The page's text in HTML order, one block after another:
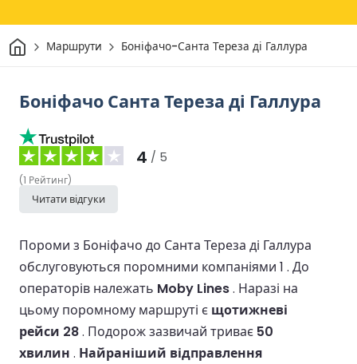
Дім Маршрути Боніфачо-Санта Тереза ді Галлура
Боніфачо Санта Тереза ді Галлура
4 / 5
(1 Рейтинг)
Читати відгуки
Пороми з Боніфачо до Санта Тереза ді Галлура
обслуговуються поромними компаніями 1 . До
операторів належать Moby Lines. Наразі на
цьому поромному маршруті є щотижневі
рейси 28. Подорож зазвичай триває 50
хвилин . Найраніший відправлення